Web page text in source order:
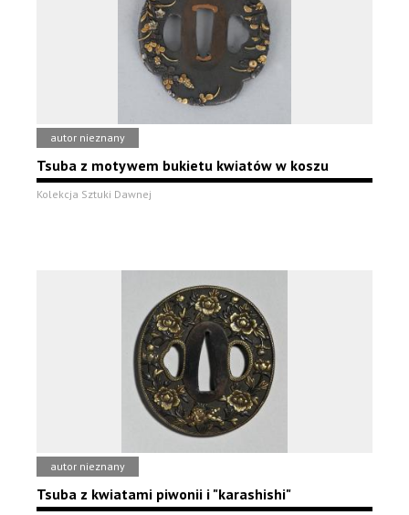
autor nieznany
Tsuba z motywem bukietu kwiatów w koszu
Kolekcja Sztuki Dawnej
autor nieznany
Tsuba z kwiatami piwonii i "karashishi"